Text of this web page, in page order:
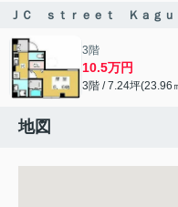
ＪＣ ｓｔｒｅｅｔ Ｋａｇｕ
3階
10.5万円
3階 / 7.24坪(23.96
地図